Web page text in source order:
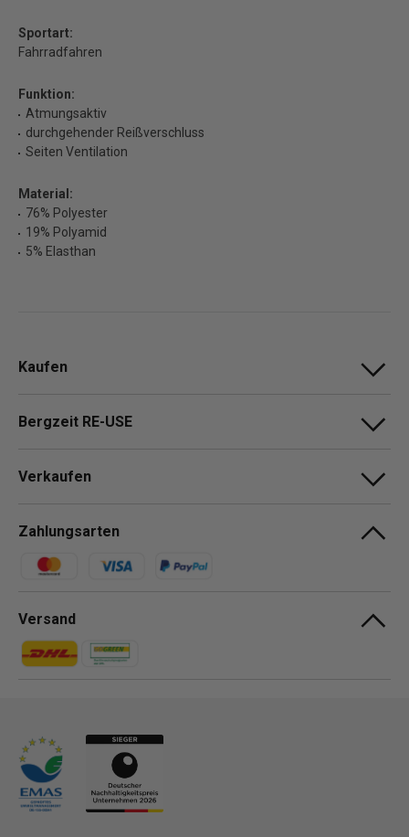
Sportart:
Fahrradfahren
Funktion:
Atmungsaktiv
durchgehender Reißverschluss
Seiten Ventilation
Material:
76% Polyester
19% Polyamid
5% Elasthan
Kaufen
Bergzeit RE-USE
Verkaufen
Zahlungsarten
Zahlungsmethoden
Versand
Zahlungsmethoden
Zahlungsmethoden